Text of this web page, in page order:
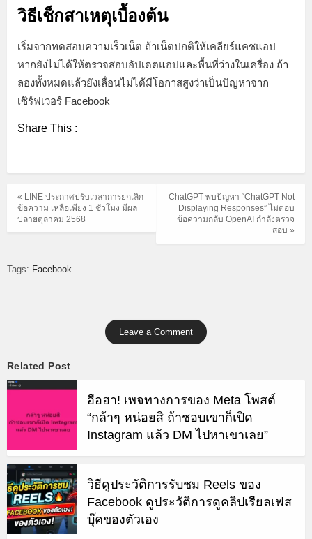
วิธีเช็กสาเหตุเบื้องต้น
เริ่มจากทดสอบความเร็วเน็ต ถ้าเน็ตปกติให้เคลียร์แคชแอป
หากยังไม่ได้ให้ตรวจสอบอัปเดตแอปและพื้นที่ว่างในเครื่อง ถ้า
ลองทั้งหมดแล้วยังเลื่อนไม่ได้มีโอกาสสูงว่าเป็นปัญหาจาก
เซิร์ฟเวอร์ Facebook
Share This :
ChatGPT พบปัญหา “ChatGPT Not
Displaying Responses” ไม่ตอบ
ข้อความกลับ OpenAI กำลังตรวจ
สอบ »
« LINE ประกาศปรับเวลาการยกเลิก
ข้อความ เหลือเพียง 1 ชั่วโมง มีผล
ปลายตุลาคม 2568
Tags: Facebook
Leave a Comment
Related Post
ฮือฮา! เพจทางการของ Meta โพสต์
“กล้าๆ หน่อยสิ ถ้าชอบเขาก็เปิด
Instagram แล้ว DM ไปหาเขาเลย”
วิธีดูประวัติการรับชม Reels ของ
Facebook ดูประวัติการดูคลิปเรียลเฟส
บุ๊คของตัวเอง